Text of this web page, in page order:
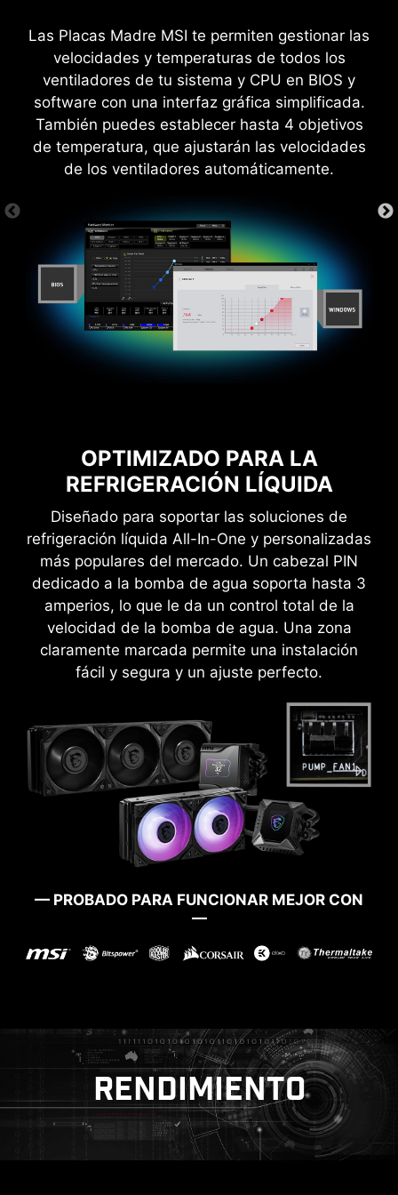
Las Placas Madre MSI te permiten gestionar las
velocidades y temperaturas de todos los
ventiladores de tu sistema y CPU en BIOS y
software con una interfaz gráfica simplificada.
También puedes establecer hasta 4 objetivos
de temperatura, que ajustarán las velocidades
de los ventiladores automáticamente.
OPTIMIZADO PARA LA
REFRIGERACIÓN LÍQUIDA
Diseñado para soportar las soluciones de
refrigeración líquida All-In-One y personalizadas
más populares del mercado. Un cabezal PIN
dedicado a la bomba de agua soporta hasta 3
amperios, lo que le da un control total de la
velocidad de la bomba de agua. Una zona
claramente marcada permite una instalación
fácil y segura y un ajuste perfecto.
— PROBADO PARA FUNCIONAR MEJOR CON
—
MÁS PARA EL RENDIMIENTO
MSI Game Boost permite overclocking en un
segundo, dándote el aumento de rendimiento
que necesitas para obtener más FPS.
Una vez conectado a Internet, MSI Driver Utility
Installer detectará y presentará
automáticamente los controladores y utilidades
adecuados, que podrá descargar e instalar con
sólo unos clics.Más Información
*Asegúrese de conectarse a Internet o el instalador de
automáticamente.
MÁS FUNCIONES
WINDOWS 11 CERTIFICADO
RENDIMIENTO